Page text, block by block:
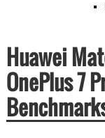
Huawei
OnePlus 7